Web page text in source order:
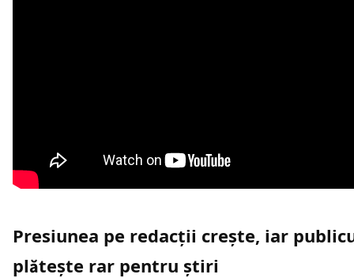
Presiunea pe redacții crește, iar
plătește rar pentru știri